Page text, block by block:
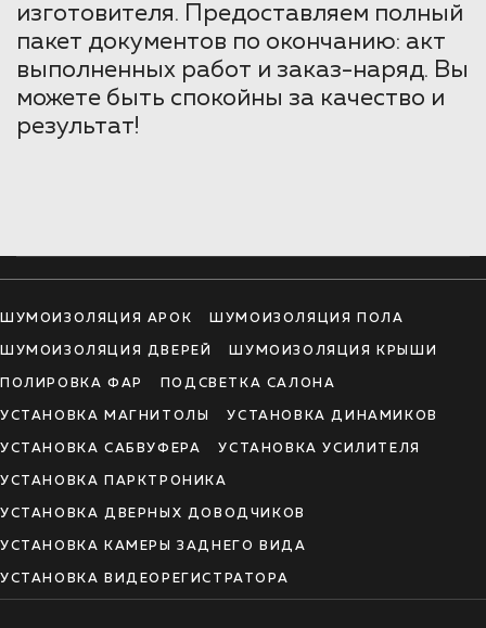
изготовителя. Предоставляем полный
пакет документов по окончанию: акт
выполненных работ и заказ-наряд. Вы
можете быть спокойны за качество и
результат!
ШУМОИЗОЛЯЦИЯ АРОК ШУМОИЗОЛЯЦИЯ ПОЛА
ШУМОИЗОЛЯЦИЯ ДВЕРЕЙ ШУМОИЗОЛЯЦИЯ КРЫШИ
ПОЛИРОВКА ФАР ПОДСВЕТКА САЛОНА
УСТАНОВКА МАГНИТОЛЫ УСТАНОВКА ДИНАМИКОВ
УСТАНОВКА САБВУФЕРА УСТАНОВКА УСИЛИТЕЛЯ
УСТАНОВКА ПАРКТРОНИКА
УСТАНОВКА ДВЕРНЫХ ДОВОДЧИКОВ
УСТАНОВКА КАМЕРЫ ЗАДНЕГО ВИДА
УСТАНОВКА ВИДЕОРЕГИСТРАТОРА